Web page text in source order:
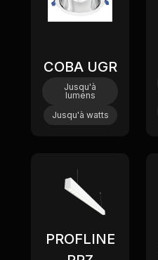
COBA UGR
Jusqu'à
lumens
Jusqu'à watts
PROFLINE